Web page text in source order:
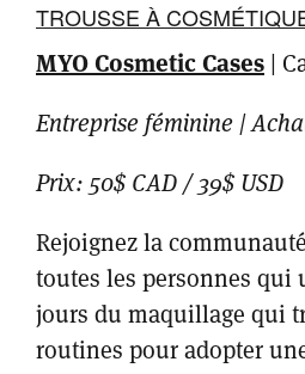
TROUSSE À
MYO Cosmetic Cases |
Entreprise féminine |
Prix: 50$ CAD / 39$ USD
Rejoignez la
toutes les personnes qui
jours du maquillage qui
routines pour adopter